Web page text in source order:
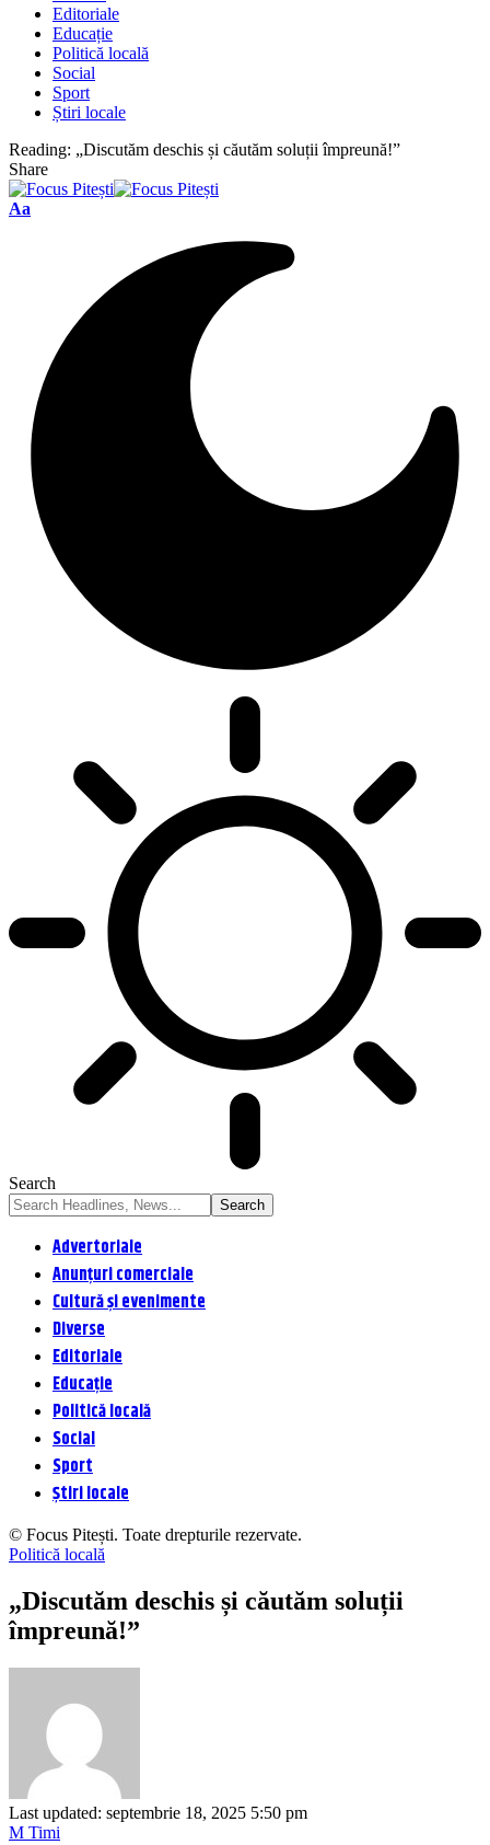
Editoriale
Educație
Politică locală
Social
Sport
Știri locale
Reading: „Discutăm deschis și căutăm soluții împreună!”
Share
Font
Aa
Search
Advertoriale
Anunțuri comerciale
Cultură și evenimente
Diverse
Editoriale
Educație
Politică locală
Social
Sport
Știri locale
© Focus Pitești. Toate drepturile rezervate.
Politică locală
„Discutăm deschis și căutăm soluții
împreună!”
Last updated: septembrie 18, 2025 5:50 pm
M Timi